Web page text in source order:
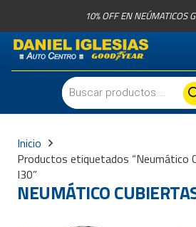
10% OFF EN NEÚMATICOS
Búsqueda
de
productos
Inicio
Productos etiquetados “Neumático
I30”
NEUMÁTICO